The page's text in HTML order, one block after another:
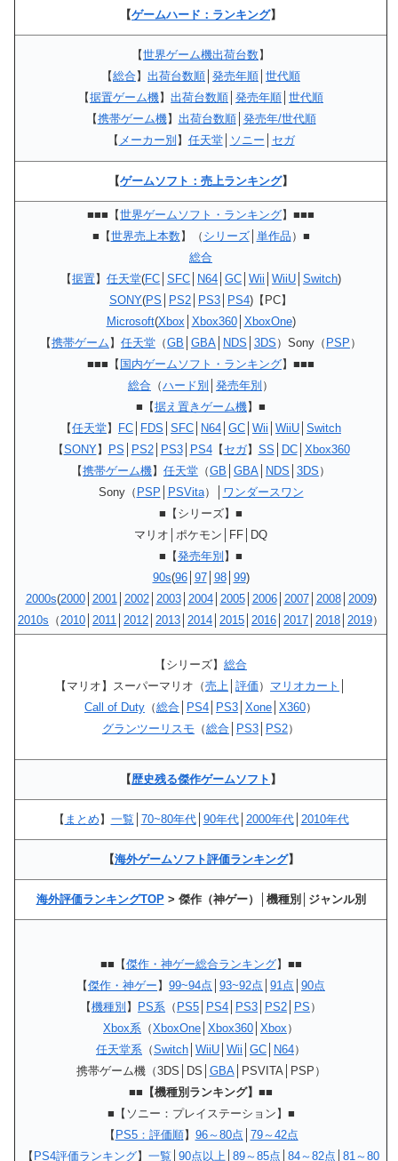
【ゲームハード：ランキング】
【世界ゲーム機出荷台数】
【総合】 出荷台数順 発売年順 世代順
【据置ゲーム機】 出荷台数順 発売年順 世代順
【携帯ゲーム機】 出荷台数順│ 発売年/世代順
【 メーカー別 】 任天堂│ ソニー セガ
【ゲームソフト：売上ランキング】
■■■【世界ゲームソフト・ランキング】■■■
■【世界売上本数】（ シリーズ│ 単作品 ）■
総合
【据置】 任天堂(FC SFC N64 GC Wii WiiU Switch)
SONY(PS PS2 PS3 PS4)【PC】
Microsoft(Xbox Xbox360│ XboxOne)
【携帯ゲーム 】 任天堂 （GB GBA NDS 3DS ）Sony（ PSP ）
■■■【 国内ゲームソフト・ランキング】■■■
総合 （ハード別 発売年別 ）
■【据え置きゲーム機】■
【任天堂】 FC FDS SFC N64 GC Wii WiiU Switch
【SONY】 PS PS2│ PS3│ PS4【 セガ】 SS DC│ Xbox360
【携帯ゲーム機】 任天堂 （GB GBA NDS 3DS ）
Sony（ PSP PSVita）│ ワンダースワン
■【シリーズ】■
マリオ│ポケモン│FF│DQ
■【発売年別 】■
90s(96│ 97│ 98│ 99)
2000s(2000│ 2001│ 2002│ 2003│ 2004│ 2005│ 2006│ 2007│ 2008│ 2009)
2010s （2010 2011 2012 2013 2014 2015 2016 2017 2018 2019）
【シリーズ】 総合
【マリオ】スーパーマリオ（売上 評価 ） マリオカート
Call of Duty （総合 PS4 PS3 Xone X360）
グランツーリスモ （総合 PS3 PS2）
【歴史残る傑作ゲームソフト 】
【 まとめ 】 一覧 70~80年代│ 90年代│ 2000年代│ 2010年代
【海外ゲームソフト評価ランキング】
海外評価ランキングTOP> 傑作（神ゲー）│機種別│ジャンル別
■■【傑作・神ゲー総合ランキング】■■
【傑作・神ゲー 】 99~94点 93~92点 91点 90点
【機種別 】 PS系 （ PS5 PS4 PS3 PS2 PS ）
Xbox系 （XboxOne Xbox360 Xbox ）
任天堂系 （Switch WiiU Wii GC N64）
携帯ゲーム機（3DS│DS│ GBA│PSVITA│PSP）
■■【機種別ランキング】■■
■【ソニー：プレイステーション】■
【 PS5：評価順】 96～80点 79～42点
【 PS4評価ランキング】 一覧 90点以上 89～85点 84～82点 81～80